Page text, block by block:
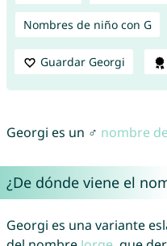
Nombres de niño con G
Guardar Georgi
Georgi es un ♂ nombre
¿De dónde viene el
Georgi es una variante